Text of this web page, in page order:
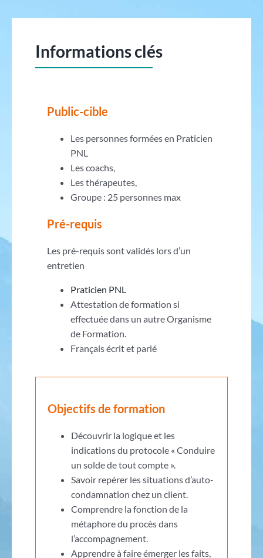
Informations clés
Public-cible
Les personnes formées en Praticien
PNL
Les coachs,
Les thérapeutes,
Groupe : 25 personnes max
Pré-requis
Les pré-requis sont validés lors d’un
entretien
Praticien PNL
Attestation de formation si
effectuée dans un autre Organisme
de Formation.
Français écrit et parlé
Objectifs de formation
Découvrir la logique et les
indications du protocole « Conduire
un solde de tout compte ».
Savoir repérer les situations d’auto-
condamnation chez un client.
Comprendre la fonction de la
métaphore du procès dans
l’accompagnement.
Apprendre à faire émerger les faits,